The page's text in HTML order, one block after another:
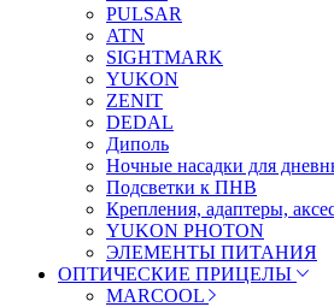
PULSAR
ATN
SIGHTMARK
YUKON
ZENIT
DEDAL
Диполь
Ночные насадки для
Подсветки к ПНВ
Крепления, адаптеры,
YUKON PHOTON
ЭЛЕМЕНТЫ ПИТАНИЯ
ОПТИЧЕСКИЕ ПРИЦЕЛЫ
MARCOOL